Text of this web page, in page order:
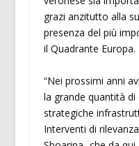
grazi anzitutto alla
presenza del più
il Quadrante Europa.
“Nei prossimi anni
la grande quantità
strategiche
Interventi di